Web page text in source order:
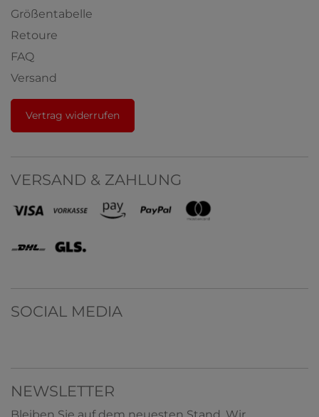
Größentabelle
Retoure
FAQ
Versand
Vertrag widerrufen
VERSAND & ZAHLUNG
SOCIAL MEDIA
NEWSLETTER
Bleiben Sie auf dem neuesten Stand. Wir